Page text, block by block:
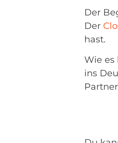
Der
Der
hast.
Wie es
ins